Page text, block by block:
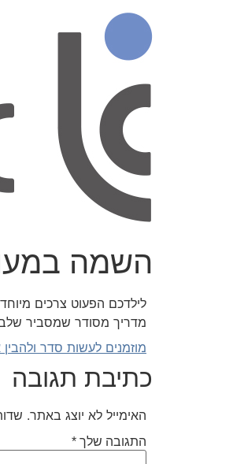
השמה
לילדכם הפעוט צרכים
מדריך מסודר שמסביר
מוזמנים לעשות סדר
כתיבת תגובה
האימייל לא יוצג באתר.
התגובה שלך *